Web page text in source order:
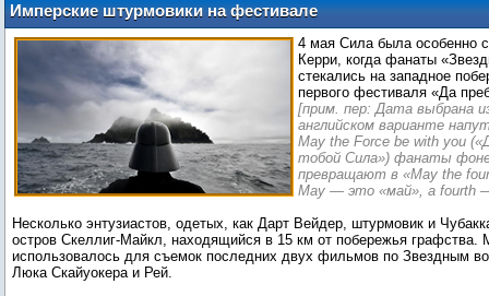
Имперские штурмовики на фестивале
«Звездных войн»
4 мая Сила была особенно
Керри, когда фанаты
стекались на западное
первого фестиваля «Да
[прим. пер: Дата выбрана
английском варианте
May the Force be with you
тобой Сила») фанаты
превращают в «May the
May — это «май», а fourth
Несколько энтузиастов, одетых, как Дарт Вейдер, штурмовик и
остров Скеллиг-Майкл, находящийся в 15 км от побережья графства.
использовалось для съемок последних двух фильмов по Звездным
Люка Скайуокера и Рей.